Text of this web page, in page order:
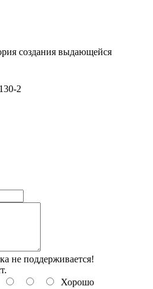
создания выдающейся
2
не поддерживается!
Хорошо